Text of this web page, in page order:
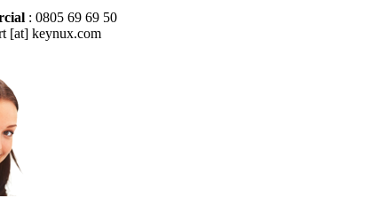
: 0805 69 69 50
[at] keynux.com